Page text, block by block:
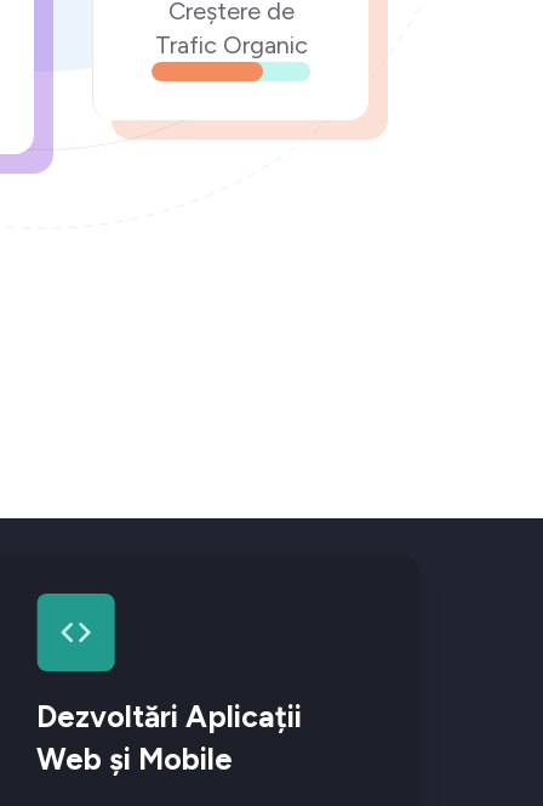
Creștere de
Trafic Organic
Dezvoltări Aplicații
Web și Mobile